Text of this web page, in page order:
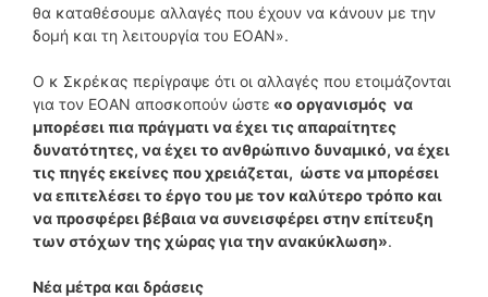
θα καταθέσουμε αλλαγές που έχουν να κάνουν με την
δομή και τη λειτουργία του ΕΟΑΝ».
Ο κ Σκρέκας περίγραψε ότι οι αλλαγές που ετοιμάζονται
για τον ΕΟΑΝ αποσκοπούν ώστε «ο οργανισμός να
μπορέσει πια πράγματι να έχει τις απαραίτητες
δυνατότητες, να έχει το ανθρώπινο δυναμικό, να έχει
τις πηγές εκείνες που χρειάζεται, ώστε να μπορέσει
να επιτελέσει το έργο του με τον καλύτερο τρόπο και
να προσφέρει βέβαια να συνεισφέρει στην επίτευξη
των στόχων της χώρας για την ανακύκλωση».
Νέα μέτρα και δράσεις